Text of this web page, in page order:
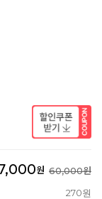
원 60,000원
270원